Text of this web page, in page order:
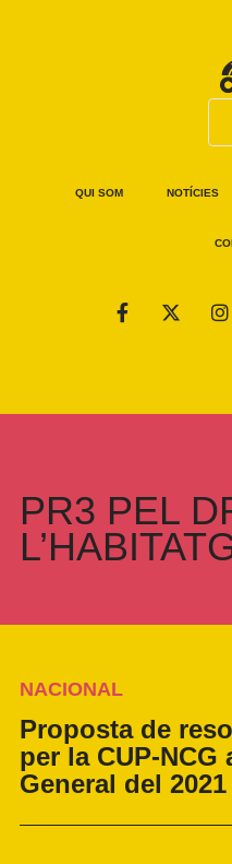
QUI SOM NOTÍCIES
PR3 PEL
NACIONAL
Proposta de
per la CUP-
General del 2021